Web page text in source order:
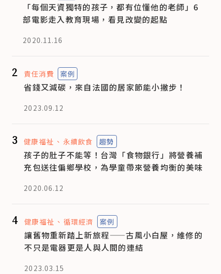
「每個天資獨特的孩子，都有位懂他的老師」6
部電影走入教育現場，看見改變的起點
2020.11.16
2 責任消費 案例
省錢又減碳，來自法國的居家節能小撇步！
2023.09.12
3 健康福祉 永續飲食 趨勢
孩子的肚子不能等！台灣「食物銀行」將營養補
充包送往偏鄉學校，為學童帶來營養均衡的美味
2020.06.12
4 健康福祉 循環經濟 案例
讓舊物重新踏上新旅程——古風小白屋，維修的
不只是電器更是人與人間的連結
2023.03.15